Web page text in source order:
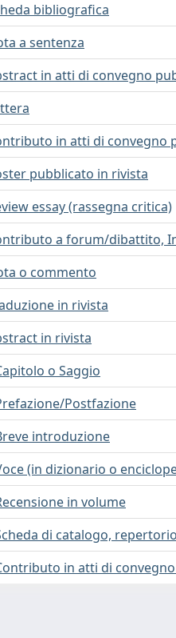
bibliografica
a sentenza
in atti di convegno
in atti di convegno
pubblicato in rivista
essay (rassegna critica)
a forum/dibattito,
o commento
in rivista
in rivista
o Saggio
Postfazione
introduzione
(in dizionario o
in volume
di catalogo,
in atti di